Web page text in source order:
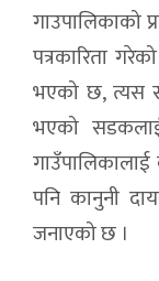
गाउपालिकाको
पत्रकारिता
भएको छ, त्यस
भएको
गाउँपालिकालाई
पनि कानुनी
जनाएको छ ।